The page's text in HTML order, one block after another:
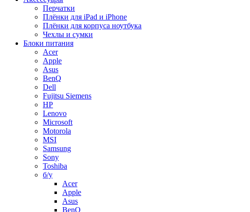
Перчатки
Плёнки для iPad и iPhone
Плёнки для корпуса ноутбука
Чехлы и сумки
Блоки питания
Acer
Apple
Asus
BenQ
Dell
Fujitsu Siemens
HP
Lenovo
Microsoft
Motorola
MSI
Samsung
Sony
Toshiba
б/у
Acer
Apple
Asus
BenQ